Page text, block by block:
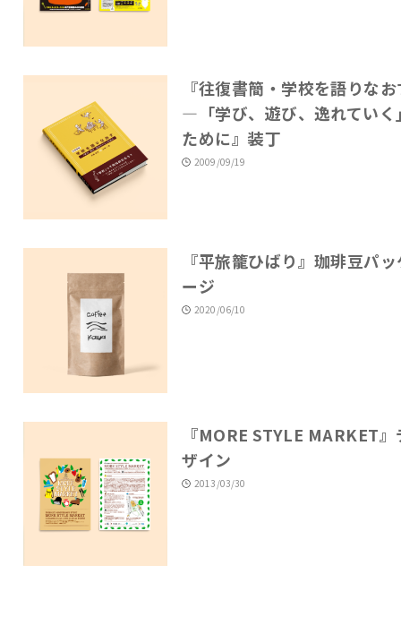
『往復書簡・学校を語りな
―「学び、遊び、逸れていく
ために』装丁
2009/09/19
『平旅籠ひばり』珈琲豆パ
ージ
2020/06/10
『MORE STYLE MARKET』
ザイン
2013/03/30